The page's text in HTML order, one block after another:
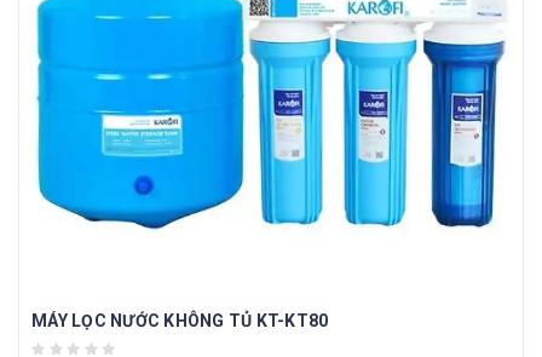
MÁY LỌC NƯỚC KHÔNG TỦ KT-KT80